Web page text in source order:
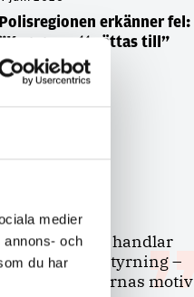
medier
och
du har
Polisregionen erkänner fel:
att rättas till”
juli 2026
Det handlar
kunskapsstyrning –
inte om forskarnas motiv